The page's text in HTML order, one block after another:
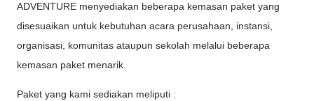
ADVENTURE menyediakan beberapa kemasan paket yang
disesuaikan untuk kebutuhan acara perusahaan, instansi,
organisasi, komunitas ataupun sekolah melalui beberapa
kemasan paket menarik.
Paket yang kami sediakan meliputi :